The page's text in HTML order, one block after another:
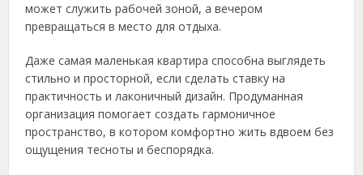
может служить рабочей зоной, а вечером
превращаться в место для отдыха.
Даже самая маленькая квартира способна выглядеть
стильно и просторной, если сделать ставку на
практичность и лаконичный дизайн. Продуманная
организация помогает создать гармоничное
пространство, в котором комфортно жить вдвоем без
ощущения тесноты и беспорядка.